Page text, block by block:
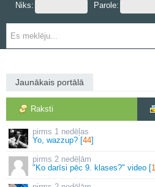
Niks: Parole:
Jaunākais portālā
Raksti
1 nedēļas
Yo, wazzup? [44]
2 nedēļām
"Ko darīsi pēc 9. klases?" video [1